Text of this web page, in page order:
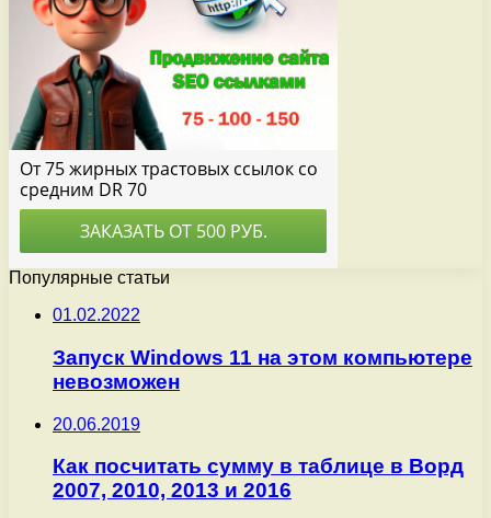
Популярные статьи
01.02.2022
Запуск Windows 11 на этом компьютере
невозможен
20.06.2019
Как посчитать сумму в таблице в Ворд
2007, 2010, 2013 и 2016